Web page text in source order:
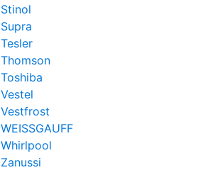
Stinol
Supra
Tesler
Thomson
Toshiba
Vestel
Vestfrost
WEISSGAUFF
Whirlpool
Zanussi